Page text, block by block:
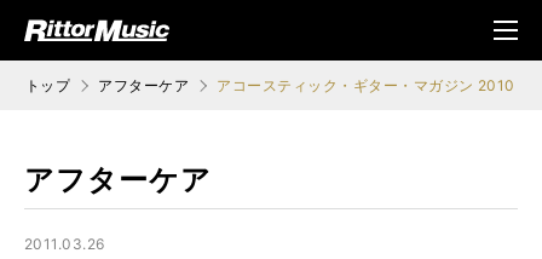
ジック (Rittor Musi
メニ
ュ
トップ アフターケア アコースティック・ギター・マガジン 2010
アフターケア
2011.03.26